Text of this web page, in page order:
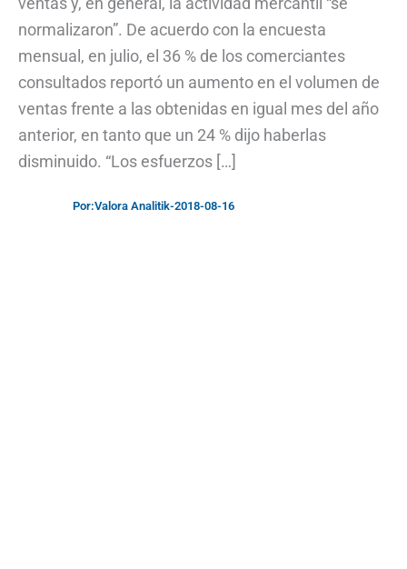
normalizaron”. De acuerdo con la encuesta
mensual, en julio, el 36 % de los comerciantes
consultados reportó un aumento en el volumen de
ventas frente a las obtenidas en igual mes del año
anterior, en tanto que un 24 % dijo haberlas
disminuido. “Los esfuerzos […]
Por:Valora Analitik-2018-08-16